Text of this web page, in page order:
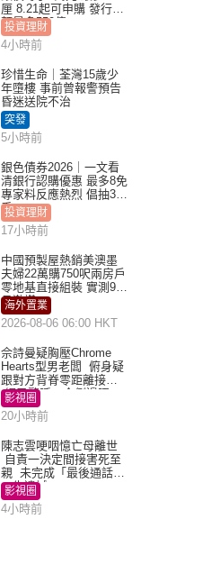
厘 8.21起可申購 發行金
額最多550億
投資理財
4小時前
珍惜生命｜荃灣15歲少
年墮樓 事前曾報警預告
昏迷送院不治
突發
5小時前
銀色債券2026｜一文看
清銀行認購優惠 最多8免
專家料反應熱烈 倡抽30
手
投資理財
17小時前
中國預製屋熱銷美澳墨
夫婦22萬購750呎兩房戶
零地基直接組裝 實測9個
月激讚
海外置業
2026-08-06 06:00 HKT
佘詩曼疑胸壓Chrome
Hearts型男老闆 俯身疑
跟對方背脊零距離接觸
網民驚呼：企側邊唔
得？
影視圈
20小時前
陳志雲哽咽憶亡母離世
自責一決定間接害死至
親 未完成「最後通話」
一生遺憾
影視圈
4小時前